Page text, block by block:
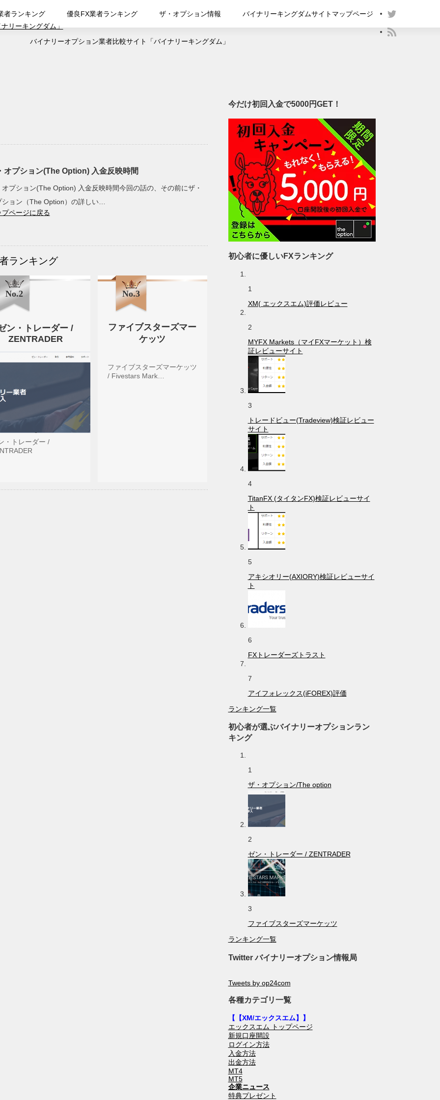
者ランキング 優良FX業者ランキング ザ・オプション情報 バイナリーキングダムサイトマップページ
バイナリーオプション業者比較サイト「バイナリーキングダム」
オプション(The Option) 入金反映時間
オプション(The Option) 入金反映時間今回の話の、その前にザ・
ション（The Option）の詳しい…
プページに戻る
ランキング
No.2
ン・トレーダー /
ZENTRADER
・トレーダー /
No.3
ファイブスターズマー
ケッツ
ファイブスターズマーケッツ
/ Fivestars Mark…
今だけ初回入金で5000円GET！
初心者に優しいFXランキング
1
XM( エックスエム)評価レビュー
2
MYFX Markets（マイFXマーケット）検
証レビューサイト
3
トレードビュー(Tradeview)検証レビュー
サイト
4
TitanFX (タイタンFX)検証レビューサイ
ト
5
アキシオリー(AXIORY)検証レビューサイ
ト
6
FXトレーダーズトラスト
7
アイフォレックス(iFOREX)評価
ランキング一覧
初心者が選ぶバイナリーオプションラン
キング
1
ザ・オプション/The option
2
ゼン・トレーダー / ZENTRADER
3
ファイブスターズマーケッツ
ランキング一覧
Twitter バイナリーオプション情報局
Tweets by op24com
各種カテゴリ一覧
【【XM/エックスエム】】
エックスエム トップページ
新規口座開設
ログイン方法
入金方法
出金方法
MT4
MT5
企業ニュース
特典プレゼント